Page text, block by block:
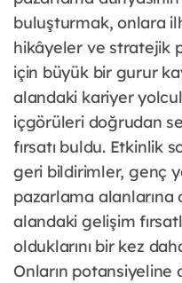
buluşturmak, onlara
hikâyeler ve stratejik
için büyük bir gurur
alandaki kariyer
içgörüleri doğrudan
fırsatı buldu. Etkinlik
geri bildirimler, genç
pazarlama
alandaki gelişim
olduklarını bir kez
Onların